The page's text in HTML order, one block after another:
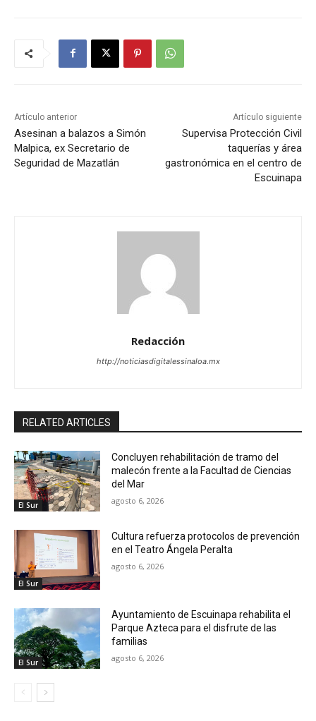
Artículo anterior
Asesinan a balazos a Simón
Malpica, ex Secretario de
Seguridad de Mazatlán
Artículo siguiente
Supervisa Protección Civil
taquerías y área
gastronómica en el centro de
Escuinapa
Redacción
http://noticiasdigitalessinaloa.mx
RELATED ARTICLES
El Sur
Concluyen rehabilitación de tramo del
malecón frente a la Facultad de Ciencias
del Mar
agosto 6, 2026
El Sur
Cultura refuerza protocolos de prevención
en el Teatro Ángela Peralta
agosto 6, 2026
El Sur
Ayuntamiento de Escuinapa rehabilita el
Parque Azteca para el disfrute de las
familias
agosto 6, 2026